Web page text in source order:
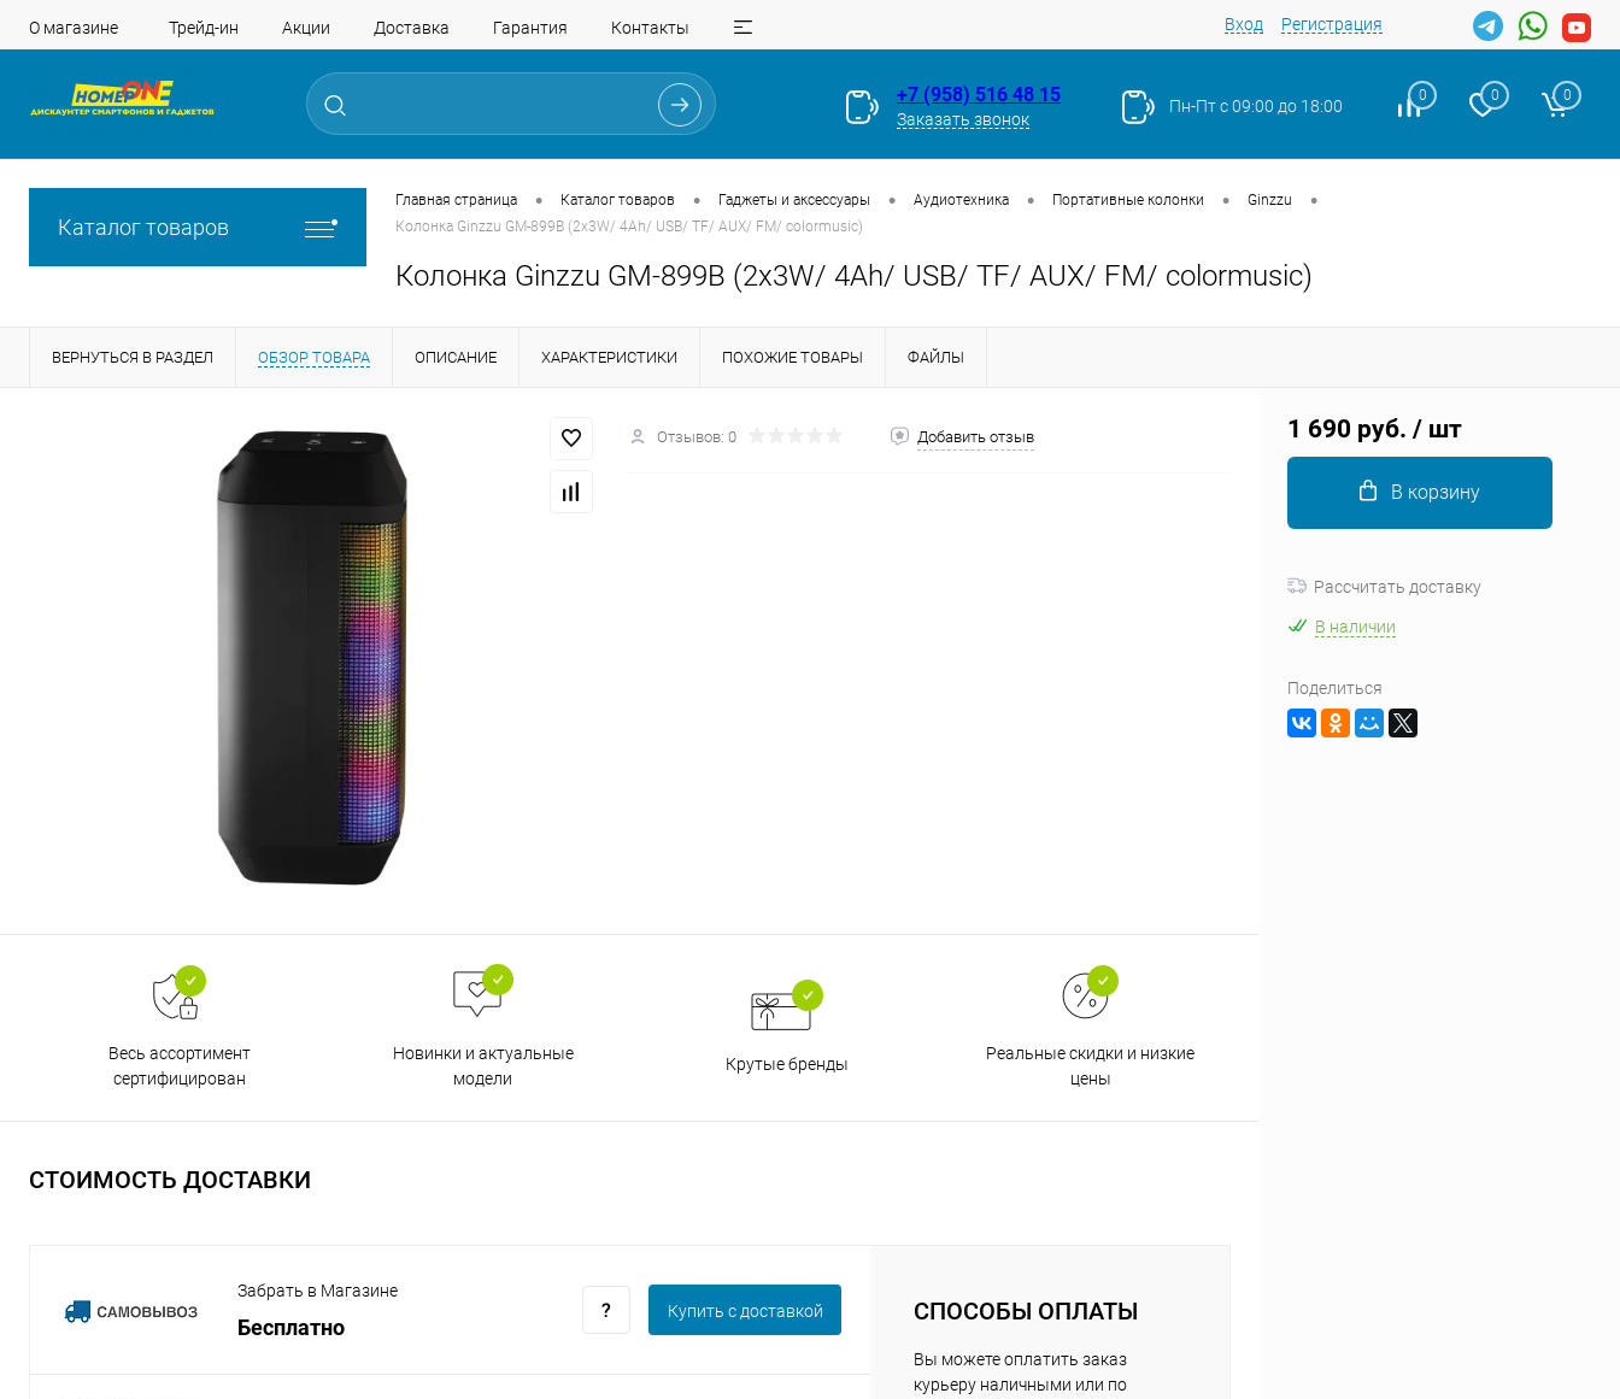
О магазине Трейд-ин Акции Доставка Гарантия Контакты Вход Регистрация
+7 (958) 516 48 15
Заказать звонок
Пн-Пт с 09:00 до 18:00
0 0 0
Каталог товаров
Главная страница • Каталог товаров • Гаджеты и аксессуары • Аудиотехника • Портативные колонки • Ginzzu •
Колонка Ginzzu GM-899B (2x3W/ 4Ah/ USB/ TF/ AUX/ FM/ colormusic)
Колонка Ginzzu GM-899B (2x3W/ 4Ah/ USB/ TF/ AUX/ FM/ colormusic)
ВЕРНУТЬСЯ В РАЗДЕЛ ОБЗОР ТОВАРА ОПИСАНИЕ ХАРАКТЕРИСТИКИ ПОХОЖИЕ ТОВАРЫ ФАЙЛЫ
Отзывов: 0 Добавить отзыв
Весь ассортимент
сертифицирован
Новинки и актуальные
модели
Крутые бренды
Реальные скидки и низкие
цены
СТОИМОСТЬ ДОСТАВКИ
Забрать в Магазине
Бесплатно
Купить c доставкой СПОСОБЫ ОПЛАТЫ
Вы можете оплатить заказ
курьеру наличными или по
1 690 руб. / шт
В корзину
Рассчитать доставку
В наличии
Поделиться
Для клиентов всех банков
Разбейте
Оплачивайте сегодня только
% картой любого банка